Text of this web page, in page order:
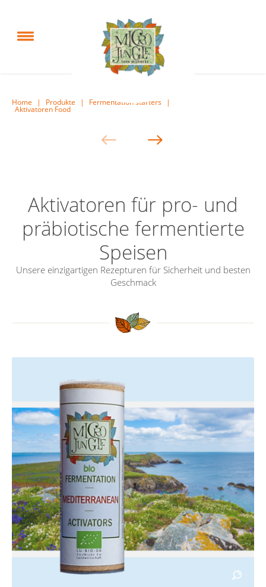
Home | Produkte | Fermentation starters |
Aktivatoren Food
Aktivatoren für pro- und
präbiotische fermentierte
Speisen
Unsere einzigartigen Rezepturen für Sicherheit und besten
Geschmack